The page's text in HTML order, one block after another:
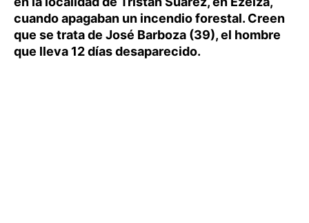
cuando apagaban un incendio forestal. Creen
que se trata de José Barboza (39), el hombre
que lleva 12 días desaparecido.